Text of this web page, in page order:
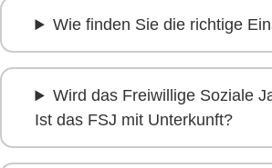
Wie finden Sie die richtige
Wird das Freiwillige Soziale
Ist das FSJ mit Unterkunft?